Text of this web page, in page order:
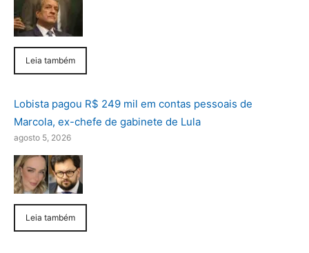
Leia também
Lobista pagou R$ 249 mil em contas pessoais de
Marcola, ex-chefe de gabinete de Lula
agosto 5, 2026
Leia também